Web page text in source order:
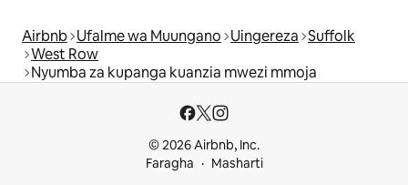
Airbnb Ufalme wa Muungano Uingereza Suffolk
West Row
Nyumba za kupanga kuanzia mwezi mmoja
© 2026 Airbnb, Inc.
Faragha
Masharti